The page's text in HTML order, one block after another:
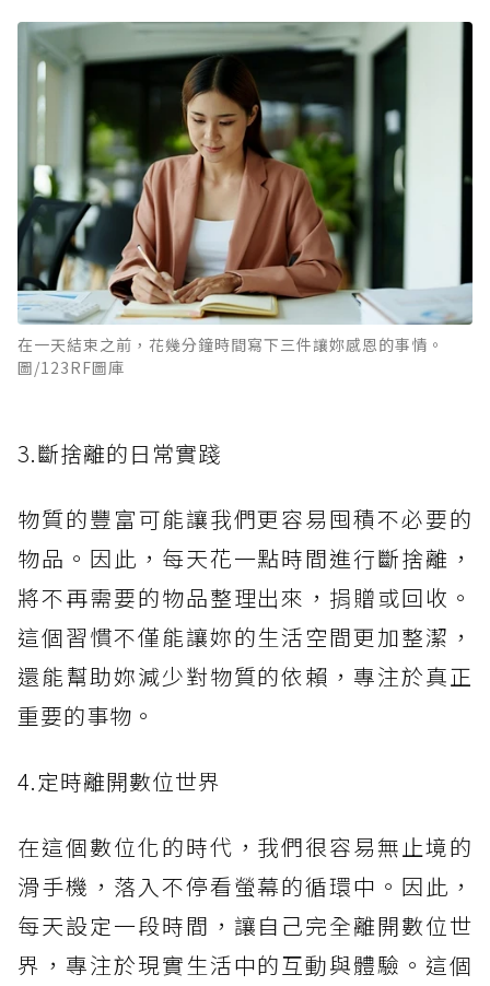
在一天結束之前，花幾分鐘時間寫下三件讓妳感恩的事情。
圖/123RF圖庫
3.斷捨離的日常實踐
物質的豐富可能讓我們更容易囤積不必要的
物品。因此，每天花一點時間進行斷捨離，
將不再需要的物品整理出來，捐贈或回收。
這個習慣不僅能讓妳的生活空間更加整潔，
還能幫助妳減少對物質的依賴，專注於真正
重要的事物。
4.定時離開數位世界
在這個數位化的時代，我們很容易無止境的
滑手機，落入不停看螢幕的循環中。因此，
每天設定一段時間，讓自己完全離開數位世
界，專注於現實生活中的互動與體驗。這個